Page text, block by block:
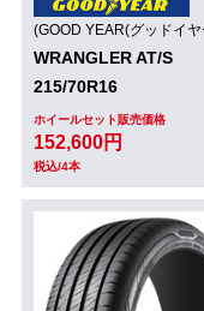
(GOOD YEAR(グッドイ
WRANGLER AT/S
215/70R16
ホイールセット販売価格
152,600円
税込/4本